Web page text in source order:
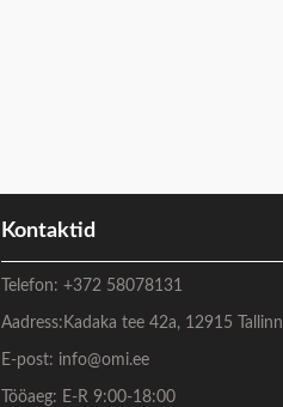
Kontaktid
Telefon:+372 58078131
Aadress: Kadaka tee 42a, 12915 Tallinn
E-post: info@omi.ee
Tööaeg: E-R 9:00-18:00